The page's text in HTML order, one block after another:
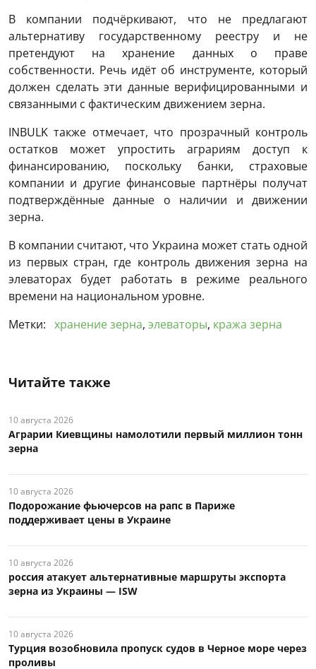
В компании подчёркивают, что не предлагают
альтернативу государственному реестру и не
претендуют на хранение данных о праве
собственности. Речь идёт об инструменте, который
должен сделать эти данные верифицированными и
связанными с фактическим движением зерна.
INBULK также отмечает, что прозрачный контроль
остатков может упростить аграриям доступ к
финансированию, поскольку банки, страховые
компании и другие финансовые партнёры получат
подтверждённые данные о наличии и движении
зерна.
В компании считают, что Украина может стать одной
из первых стран, где контроль движения зерна на
элеваторах будет работать в режиме реального
времени на национальном уровне.
Метки: хранение зерна, элеваторы, кража зерна
Читайте также
10 августа 2026
Аграрии Киевщины намолотили первый миллион тонн
зерна
10 августа 2026
Подорожание фьючерсов на рапс в Париже
поддерживает цены в Украине
10 августа 2026
россия атакует альтернативные маршруты экспорта
зерна из Украины — ISW
10 августа 2026
Турция возобновила пропуск судов в Черное море через
проливы